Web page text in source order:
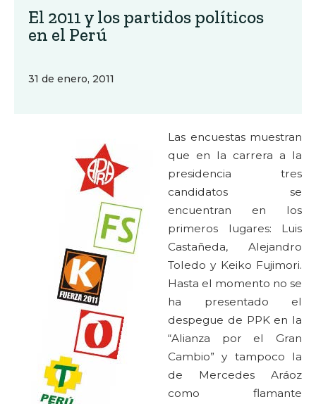
El 2011 y los partidos políticos
en el Perú
31 de enero, 2011
Las encuestas muestran
que en la carrera a la
presidencia tres
candidatos se
encuentran en los
primeros lugares: Luis
Castañeda, Alejandro
Toledo y Keiko Fujimori.
Hasta el momento no se
ha presentado el
despegue de PPK en la
“Alianza por el Gran
Cambio” y tampoco la
de Mercedes Aráoz
como flamante